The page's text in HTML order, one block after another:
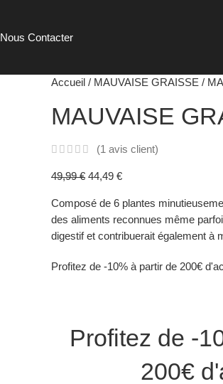
Nous Contacter
Accueil MAUVAISE GRAISSE
MAUVAISE
(1 avis client)
49,99€ 44,49 €
Composé de 6 plantes
des aliments reconnues même
digestif et contribuerait également à
Profitez de -10% à partir de 200€
Profitez de -
200€